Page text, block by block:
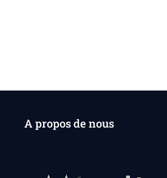
A propos de nous